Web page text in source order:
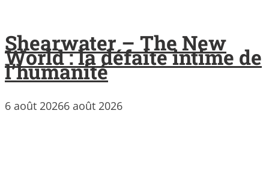
Shearwater – The New
World : la défaite intime de
l’humanité
6 août 20266 août 2026